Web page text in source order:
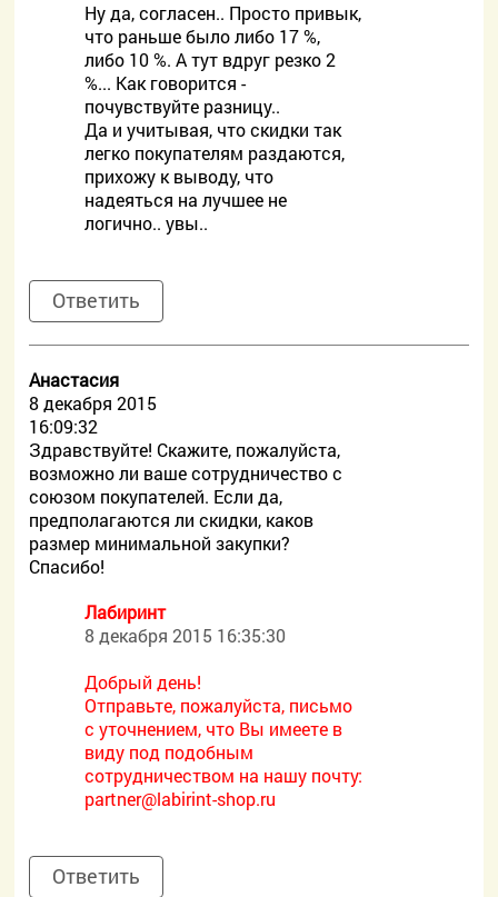
Ну да, согласен.. Просто привык,
что раньше было либо 17 %,
либо 10 %. А тут вдруг резко 2
%... Как говорится -
почувствуйте разницу..
Да и учитывая, что скидки так
легко покупателям раздаются,
прихожу к выводу, что
надеяться на лучшее не
логично.. увы..
Ответить
Анастасия
8 декабря 2015
16:09:32
Здравствуйте! Скажите, пожалуйста,
возможно ли ваше сотрудничество с
союзом покупателей. Если да,
предполагаются ли скидки, каков
размер минимальной закупки?
Спасибо!
Лабиринт
8 декабря 2015 16:35:30
Добрый день!
Отправьте, пожалуйста, письмо
с уточнением, что Вы имеете в
виду под подобным
сотрудничеством на нашу почту:
partner@labirint-shop.ru
Ответить